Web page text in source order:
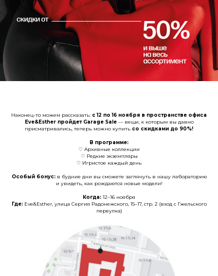
Наконец-то можем рассказать: с 12 по 16 ноября в пространстве офиса
Eve&Esther пройдет Garage Sale — вещи, к которым вы давно
присматривались, теперь можно купить со скидками до 90%!
В программе:
♡ Архивные коллекции
♡ Редкие экземпляры
♡ Игристое каждый день
Особый бонус: в будние дни вы сможете заглянуть в нашу лабораторию
и увидеть, как рождаются новые модели!
Когда: 12–16 ноября
Где:Eve&Esther, улица Сергия Радонежского, 15–17, стр. 2 (вход с Гжельского
переулка)